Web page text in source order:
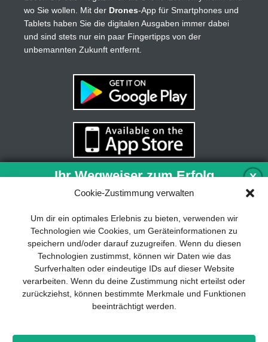
Cookie-Zustimmung verwalten
Um dir ein optimales Erlebnis zu bieten, verwenden wir
Technologien wie Cookies, um Geräteinformationen zu
speichern und/oder darauf zuzugreifen. Wenn du diesen
Technologien zustimmst, können wir Daten wie das
Surfverhalten oder eindeutige IDs auf dieser Website
verarbeiten. Wenn du deine Zustimmung nicht erteilst oder
zurückziehst, können bestimmte Merkmale und Funktionen
beeinträchtigt werden.
wo Sie wollen. Mit der Drones-App für Smartphones und
Tablets haben Sie die digitalen Ausgaben immer dabei
und sind stets nur ein paar Fingertipps von der
unbemannten Zukunft entfernt.
Impressum Datenschutz Kontakt Drones+ Magazin-
X
Ihr Wegweiser zum Erfolg
nachhaltigen Geschäftsmodells sind für
jedes Unternehmen unverzichtbar. Das
Business Model Canvas hilft, sich dabei
auf das Wesentliche zu konzentrieren
und stets im Blick zu behalten, worauf es
wirklich ankommt.
Abonnieren Sie unseren kostenlosen